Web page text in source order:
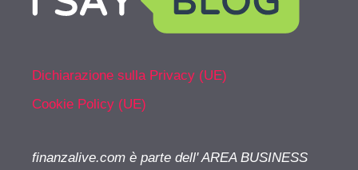
Dichiarazione sulla Privacy (UE)
Cookie Policy (UE)
finanzalive.com è parte dell' AREA BUSINESS